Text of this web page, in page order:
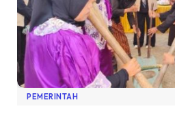
PEMERINTAH